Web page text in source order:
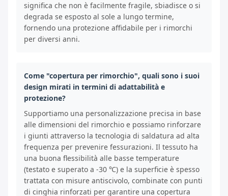
significa che non è facilmente fragile, sbiadisce o si
degrada se esposto al sole a lungo termine,
fornendo una protezione affidabile per i rimorchi
per diversi anni.
Come "copertura per rimorchio", quali sono i suoi
design mirati in termini di adattabilità e
protezione?
Supportiamo una personalizzazione precisa in base
alle dimensioni del rimorchio e possiamo rinforzare
i giunti attraverso la tecnologia di saldatura ad alta
frequenza per prevenire fessurazioni. Il tessuto ha
una buona flessibilità alle basse temperature
(testato e superato a -30 ℃) e la superficie è spesso
trattata con misure antiscivolo, combinate con punti
di cinghia rinforzati per garantire una copertura